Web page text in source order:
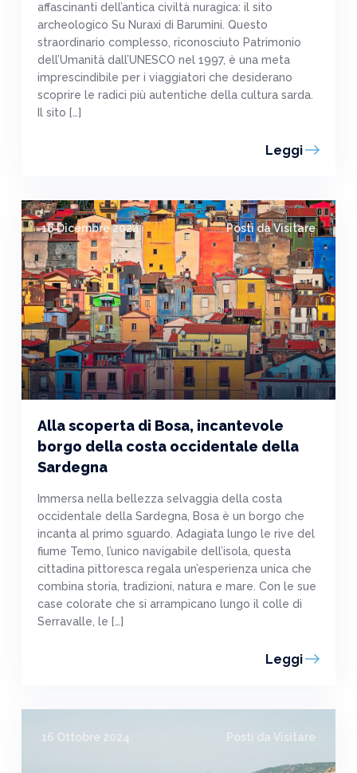
affascinanti dell’antica civiltà nuragica: il sito
archeologico Su Nuraxi di Barumini. Questo
straordinario complesso, riconosciuto Patrimonio
dell’Umanità dall’UNESCO nel 1997, è una meta
imprescindibile per i viaggiatori che desiderano
scoprire le radici più autentiche della cultura sarda.
Il sito […]
Leggi
16 Dicembre 2024 Posti da Visitare
Alla scoperta di Bosa, incantevole
borgo della costa occidentale della
Sardegna
Immersa nella bellezza selvaggia della costa
occidentale della Sardegna, Bosa è un borgo che
incanta al primo sguardo. Adagiata lungo le rive del
fiume Temo, l’unico navigabile dell’isola, questa
cittadina pittoresca regala un’esperienza unica che
combina storia, tradizioni, natura e mare. Con le sue
case colorate che si arrampicano lungo il colle di
Serravalle, le […]
Leggi
16 Ottobre 2024 Posti da Visitare